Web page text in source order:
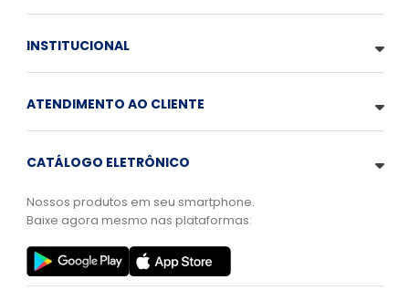
INSTITUCIONAL
ATENDIMENTO AO CLIENTE
CATÁLOGO ELETRÔNICO
Nossos produtos em seu smartphone.
Baixe agora mesmo nas plataformas: